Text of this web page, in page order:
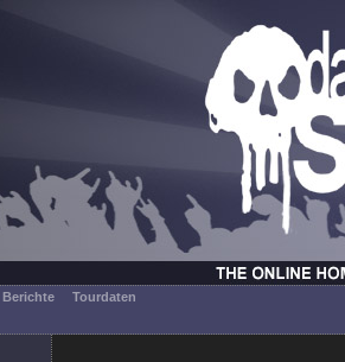
Berichte Tourdaten